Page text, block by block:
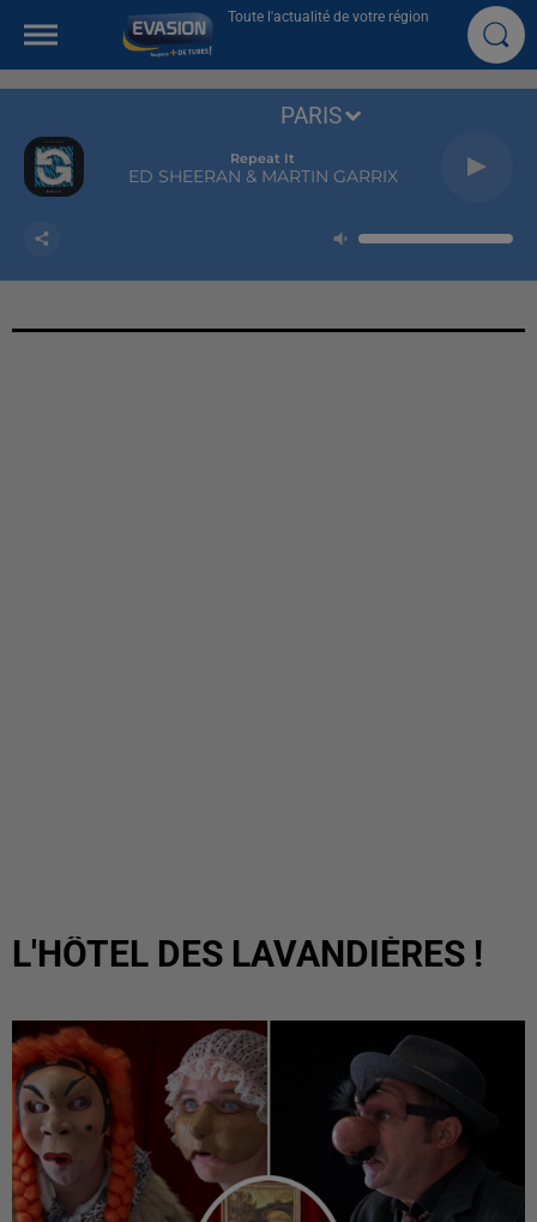
Toute l'actualité de votre région
Repeat It
ED SHEERAN & MARTIN GARRIX
PARIS
L'HÔTEL DES LAVANDIÈRES !